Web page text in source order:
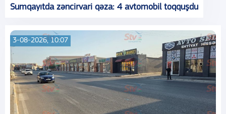
Sumqayıtda zəncirvari qəza: 4 avtomobil toqquşdu
3-08-2026, 10:07